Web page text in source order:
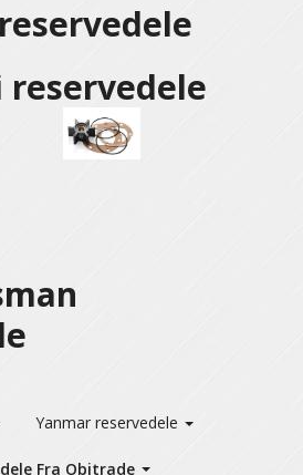
reservedele
Yanmar reservedele
Fra Obitrade